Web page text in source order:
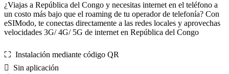
¿Viajas a República del Congo y necesitas internet en el teléfono a
un costo más bajo que el roaming de tu operador de telefonía? Con
eSIModo, te conectas directamente a las redes locales y aprovechas
velocidades 3G/ 4G/ 5G de internet en República del Congo
⛶️️ Instalación mediante código QR
️ Sin aplicación